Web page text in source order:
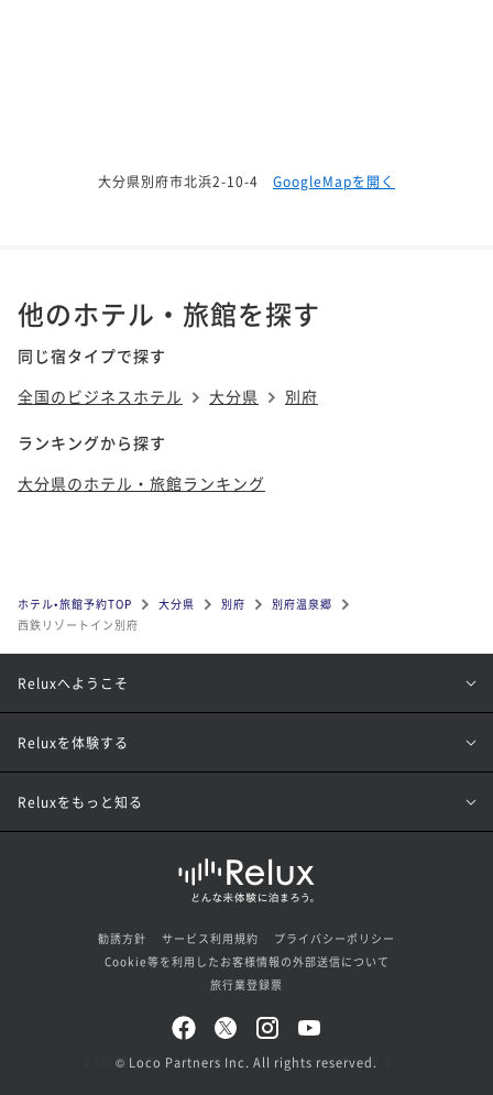
大分県別府市北浜2-10-4 GoogleMapを開く
他のホテル・旅館を探す
同じ宿タイプで探す
全国のビジネスホテル
大分県 別府
ランキングから探す
大分県のホテル・旅館ランキング
ホテル•旅館予約TOP 大分県 別府
別府温泉郷
西鉄リゾートイン別府
Reluxへようこそ
Reluxを体験する
Reluxをもっと知る
勧誘方針 サービス利用規約
プライバシーポリシー
Cookie等を利用したお客様情報の外部送信について
旅行業登録票
© Loco Partners Inc. All rights reserved.